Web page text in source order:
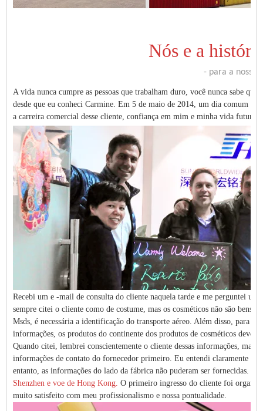
Nós e a
- para a
A vida nunca cumpre as pessoas que trabalham duro, você nunca sabe que
desde que eu conheci Carmine. Em 5 de maio de 2014, um dia comum
a carreira comercial desse cliente, confiança em mim e minha vida futura.
Recebi um e -mail de consulta do cliente naquela tarde e me perguntei
sempre citei o cliente como de costume, mas os cosméticos não são bens
Msds, é necessária a identificação do transporte aéreo. Além disso, para
informações, os produtos do continente dos produtos de cosméticos
Quando citei, lembrei conscientemente o cliente dessas informações, mas
informações de contato do fornecedor primeiro. Eu entendi claramente e
entanto, as informações do lado da fábrica não puderam ser fornecidas.
Shenzhen e voe de Hong Kong. O primeiro ingresso do cliente foi
muito satisfeito com meu profissionalismo e nossa pontualidade.